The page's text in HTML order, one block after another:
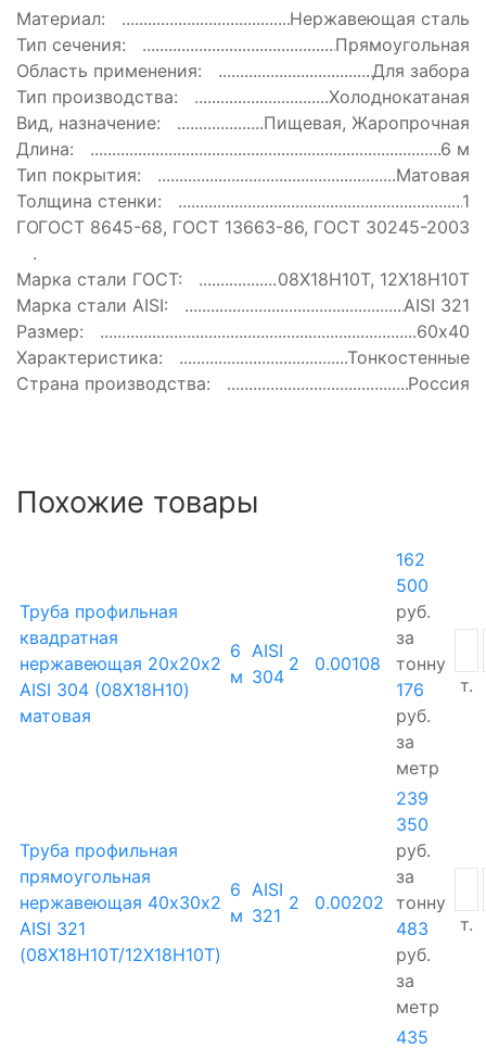
Материал:
Нержавеющая сталь
Тип сечения:
Прямоугольная
Область применения:
Для забора
Тип производства:
Холоднокатаная
Вид, назначение:
Пищевая, Жаропрочная
Длина:
6 м
Тип покрытия:
Матовая
Толщина стенки:
1
ГОСТ:
ГОСТ 8645-68, ГОСТ 13663-86, ГОСТ 30245-2003
Марка стали ГОСТ:
08Х18Н10Т, 12Х18Н10Т
Марка стали AISI:
AISI 321
Размер:
60х40
Характеристика:
Тонкостенные
Страна производства:
Россия
Похожие товары
Труба профильная
квадратная
нержавеющая 20х20х2
AISI 304 (08Х18Н10)
матовая
6
м
AISI
304
2 0.00108
162
500
руб.
за
тонну
176
руб.
за
метр
т.
Труба профильная
прямоугольная
нержавеющая 40х30х2
AISI 321
(08Х18Н10Т/12Х18Н10Т)
6
м
AISI
321
2 0.00202
239
350
руб.
за
тонну
483
руб.
за
метр
т.
435